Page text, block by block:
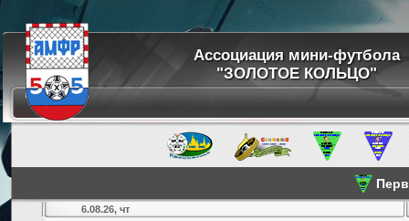
Ассоциация мини-футбола
"ЗОЛОТОЕ КОЛЬЦО"
6.08.26, чт